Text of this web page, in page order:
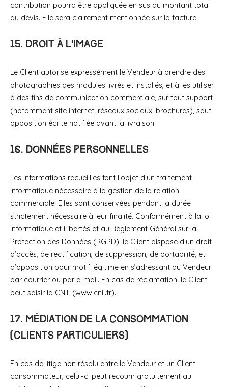
contribution pourra être appliquée en sus du montant total
du devis. Elle sera clairement mentionnée sur la facture.
15. Droit à l’image
Le Client autorise expressément le Vendeur à prendre des
photographies des modules livrés et installés, et à les utiliser
à des fins de communication commerciale, sur tout support
(notamment site internet, réseaux sociaux, brochures), sauf
opposition écrite notifiée avant la livraison.
16. Données personnelles
Les informations recueillies font l’objet d’un traitement
informatique nécessaire à la gestion de la relation
commerciale. Elles sont conservées pendant la durée
strictement nécessaire à leur finalité. Conformément à la loi
Informatique et Libertés et au Règlement Général sur la
Protection des Données (RGPD), le Client dispose d’un droit
d’accès, de rectification, de suppression, de portabilité, et
d’opposition pour motif légitime en s’adressant au Vendeur
par courrier ou par e-mail. En cas de réclamation, le Client
peut saisir la CNIL (www.cnil.fr).
17. Médiation de la consommation
(clients particuliers)
En cas de litige non résolu entre le Vendeur et un Client
consommateur, celui-ci peut recourir gratuitement au